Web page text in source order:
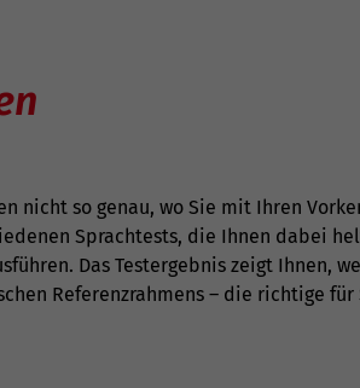
nicht so genau, wo Sie mit Ihren
Sprachtests, die Ihnen dabei
Das Testergebnis zeigt Ihnen,
Referenzrahmens – die richtige für